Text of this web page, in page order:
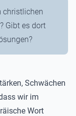
christlichen
Gibt es dort
Schwächen
wir im
Wort